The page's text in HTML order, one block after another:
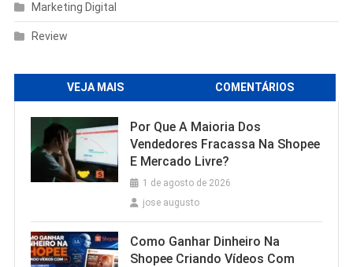
Marketing Digital
Review
VEJA MAIS COMENTÁRIOS
Por Que A Maioria Dos
Vendedores Fracassa Na Shopee
E Mercado Livre?
1 de agosto de 2026
jose augusto
Como Ganhar Dinheiro Na
Shopee Criando Vídeos Com